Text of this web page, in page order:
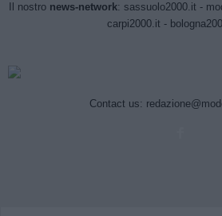
Il nostro news-network: sassuolo2000.it -
carpi2000.it-
Contact us: